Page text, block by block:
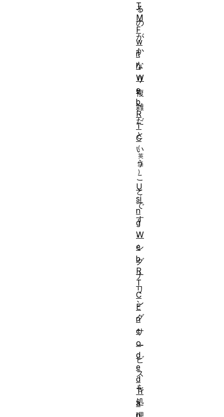
る
の
が
か
な
り
複
雑
だ
と
い
う
こ
と
で
す
。
シ
グ
ナ
リ
ン
グ
サ
ー
ビ
ス
を
処
T
M
F
w
it
h
W
e
b
R
T
C
U
si
n
g
W
e
b
R
T
C
E
n
c
o
d
e
d
Tr
a
n